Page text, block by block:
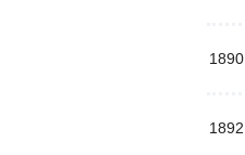
1890
1892